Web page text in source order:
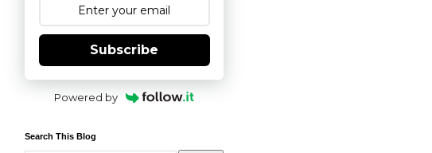
Subscribe
Powered by
Search This Blog